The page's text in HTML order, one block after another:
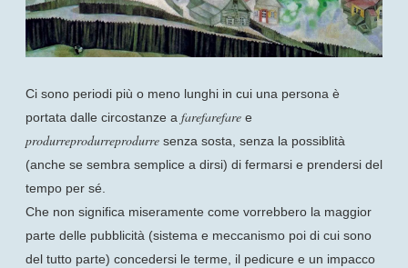
Ci sono periodi più o meno lunghi in cui una persona è
portata dalle circostanze a farefarefare e
produrreprodurreprodurre senza sosta, senza la possiblità
(anche se sembra semplice a dirsi) di fermarsi e prendersi del
tempo per sé.
Che non significa miseramente come vorrebbero la maggior
parte delle pubblicità (sistema e meccanismo poi di cui sono
del tutto parte) concedersi le terme, il pedicure e un impacco